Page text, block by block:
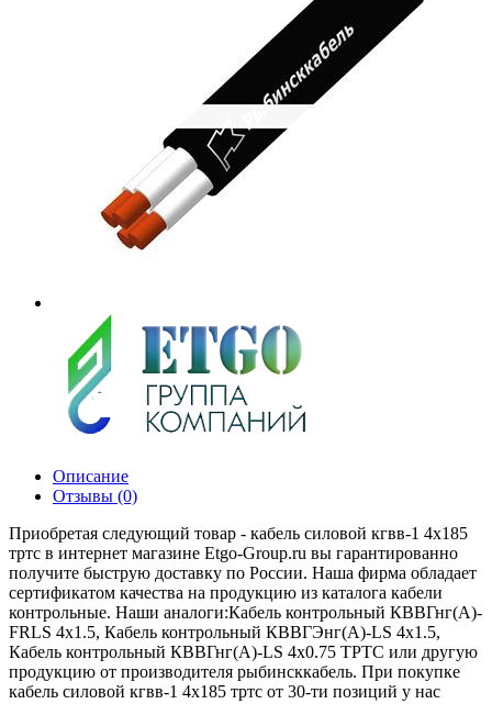
Описание
Отзывы (0)
Приобретая следующий товар - кабель силовой кгвв-1 4х185
тртс в интернет магазине Etgo-Group.ru вы гарантированно
получите быструю доставку по России. Наша фирма обладает
сертификатом качества на продукцию из каталога кабели
контрольные. Наши аналоги:Кабель контрольный КВВГнг(А)-
FRLS 4х1.5, Кабель контрольный КВВГЭнг(А)-LS 4х1.5,
Кабель контрольный КВВГнг(А)-LS 4х0.75 ТРТС или другую
продукцию от производителя рыбинсккабель. При покупке
кабель силовой кгвв-1 4х185 тртс от 30-ти позиций у нас